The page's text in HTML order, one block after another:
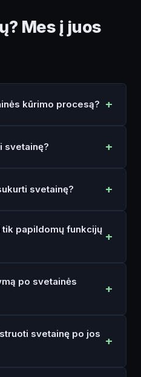
Mes į juos
kūrimo procesą?
svetainę?
svetainę?
papildomų funkcijų
po svetainės
svetainę po jos